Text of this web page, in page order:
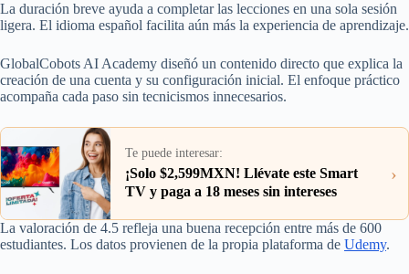
La duración breve ayuda a completar las lecciones en una sola sesión
ligera. El idioma español facilita aún más la experiencia de aprendizaje.
GlobalCobots AI Academy diseñó un contenido directo que explica la
creación de una cuenta y su configuración inicial. El enfoque práctico
acompaña cada paso sin tecnicismos innecesarios.
Te puede interesar:
¡Solo $2,599MXN! Llévate este Smart
TV y paga a 18 meses sin intereses
›
La valoración de 4.5 refleja una buena recepción entre más de 600
estudiantes. Los datos provienen de la propia plataforma de Udemy.